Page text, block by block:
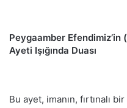
Peygaamber Efendimiz’in
Ayeti Işığında Duası
Bu ayet, imanın, fırtınalı